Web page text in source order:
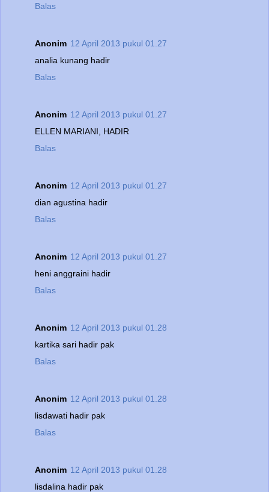
Balas
Anonim 12 April 2013 pukul 01.27
analia kunang hadir
Balas
Anonim 12 April 2013 pukul 01.27
ELLEN MARIANI, HADIR
Balas
Anonim 12 April 2013 pukul 01.27
dian agustina hadir
Balas
Anonim 12 April 2013 pukul 01.27
heni anggraini hadir
Balas
Anonim 12 April 2013 pukul 01.28
kartika sari hadir pak
Balas
Anonim 12 April 2013 pukul 01.28
lisdawati hadir pak
Balas
Anonim 12 April 2013 pukul 01.28
lisdalina hadir pak